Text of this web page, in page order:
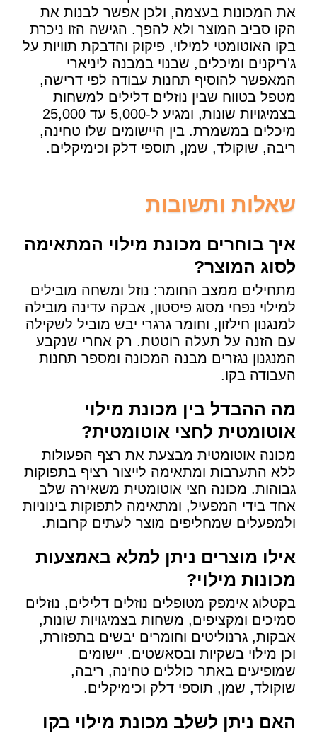
את המכונות בעצמה, ולכן אפשר לבנות את
הקו סביב המוצר ולא להפך. הגישה הזו ניכרת
בקו האוטומטי למילוי, פיקוק והדבקת תוויות על
ג'ריקנים ומיכלים, שבנוי במבנה ליניארי
המאפשר להוסיף תחנות עבודה לפי דרישה,
מטפל בטווח שבין נוזלים דלילים למשחות
בצמיגויות שונות, ומגיע ל-5,000 עד 25,000
מיכלים במשמרת. בין היישומים שלו טחינה,
ריבה, שוקולד, שמן, תוספי דלק וכימיקלים.
שאלות ותשובות
איך בוחרים מכונת מילוי המתאימה
לסוג המוצר?
מתחילים ממצב החומר: נוזל ומשחה מובילים
למילוי נפחי מסוג פיסטון, אבקה עדינה מובילה
למנגנון חילזון, וחומר גרגרי יבש מוביל לשקילה
עם הזנה על תעלה רוטטת. רק אחרי שנקבע
המנגנון נגזרים מבנה המכונה ומספר תחנות
העבודה בקו.
מה ההבדל בין מכונת מילוי
אוטומטית לחצי אוטומטית?
מכונה אוטומטית מבצעת את רצף הפעולות
ללא התערבות ומתאימה לייצור רציף בתפוקות
גבוהות. מכונה חצי אוטומטית משאירה שלב
אחד בידי המפעיל, ומתאימה לתפוקות בינוניות
ולמפעלים שמחליפים מוצר לעתים קרובות.
אילו מוצרים ניתן למלא באמצעות
מכונות מילוי?
בקטלוג אימפק מטופלים נוזלים דלילים, נוזלים
סמיכים ומקציפים, משחות בצמיגויות שונות,
אבקות, גרנוליטים וחומרים יבשים בתפזורת,
וכן מילוי בשקיות ובסאשטים. יישומים
שמופיעים באתר כוללים טחינה, ריבה,
שוקולד, שמן, תוספי דלק וכימיקלים.
האם ניתן לשלב מכונת מילוי בקו